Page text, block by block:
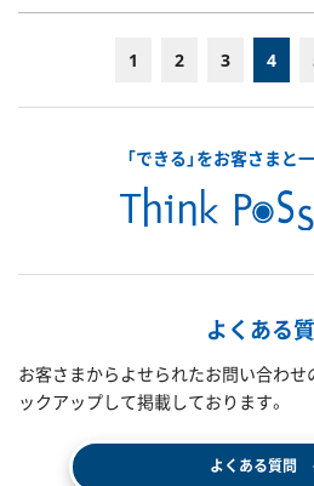
1 2 3 4
「できる」をお客さまと
よくある
お客さまからよせられたお問い合わせ
ックアップして掲載しております。
よくある質問